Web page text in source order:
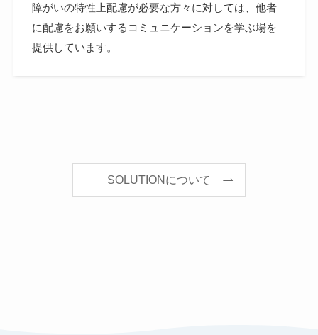
障がいの特性上配慮が必要な方々に対しては、他者
に配慮をお願いするコミュニケーションを学ぶ場を
提供しています。
SOLUTIONについて